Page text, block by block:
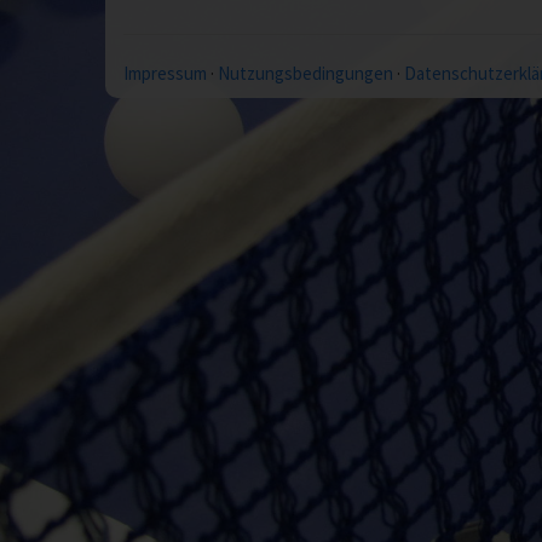
Impressum · Nutzungsbedingungen ·